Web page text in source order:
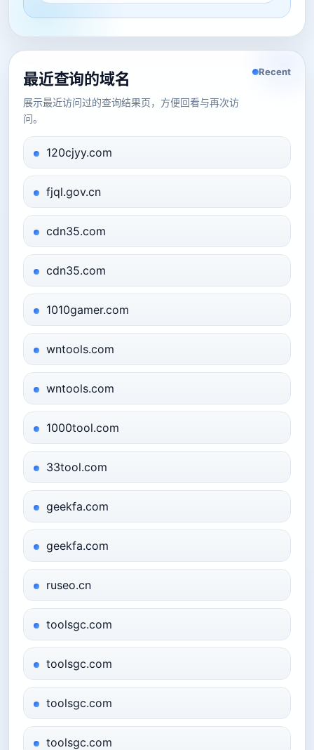
最近查询的域名
展示最近访问过的查询结果页，方便回看与再次访
问。
Recent
120cjyy.com
fjql.gov.cn
cdn35.com
cdn35.com
1010gamer.com
wntools.com
wntools.com
1000tool.com
33tool.com
geekfa.com
geekfa.com
ruseo.cn
toolsgc.com
toolsgc.com
toolsgc.com
toolsgc.com